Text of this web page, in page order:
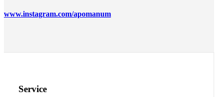
www.instagram.com/apomanum
Service